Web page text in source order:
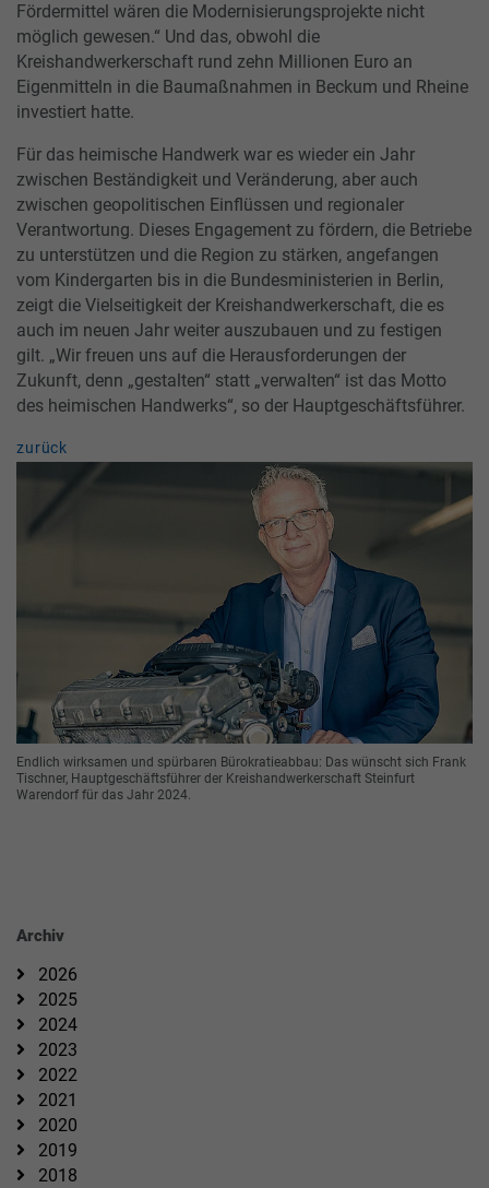
Fördermittel wären die Modernisierungsprojekte nicht
möglich gewesen.“ Und das, obwohl die
Kreishandwerkerschaft rund zehn Millionen Euro an
Eigenmitteln in die Baumaßnahmen in Beckum und Rheine
investiert hatte.
Für das heimische Handwerk war es wieder ein Jahr
zwischen Beständigkeit und Veränderung, aber auch
zwischen geopolitischen Einflüssen und regionaler
Verantwortung. Dieses Engagement zu fördern, die Betriebe
zu unterstützen und die Region zu stärken, angefangen
vom Kindergarten bis in die Bundesministerien in Berlin,
zeigt die Vielseitigkeit der Kreishandwerkerschaft, die es
auch im neuen Jahr weiter auszubauen und zu festigen
gilt. „Wir freuen uns auf die Herausforderungen der
Zukunft, denn „gestalten“ statt „verwalten“ ist das Motto
des heimischen Handwerks“, so der Hauptgeschäftsführer.
zurück
Endlich wirksamen und spürbaren Bürokratieabbau: Das wünscht sich Frank
Tischner, Hauptgeschäftsführer der Kreishandwerkerschaft Steinfurt
Warendorf für das Jahr 2024.
Archiv
2026
2025
2024
2023
2022
2021
2020
2019
2018